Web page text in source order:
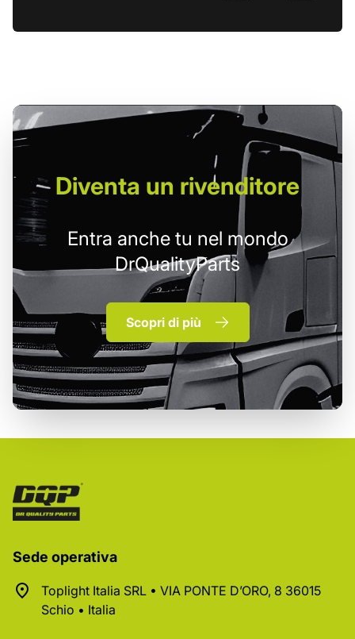
Diventa un rivenditore
Entra anche tu nel mondo
DrQualityParts
Scopri di più
Sede operativa
Toplight Italia SRL • VIA PONTE D’ORO, 8 36015
Schio • Italia